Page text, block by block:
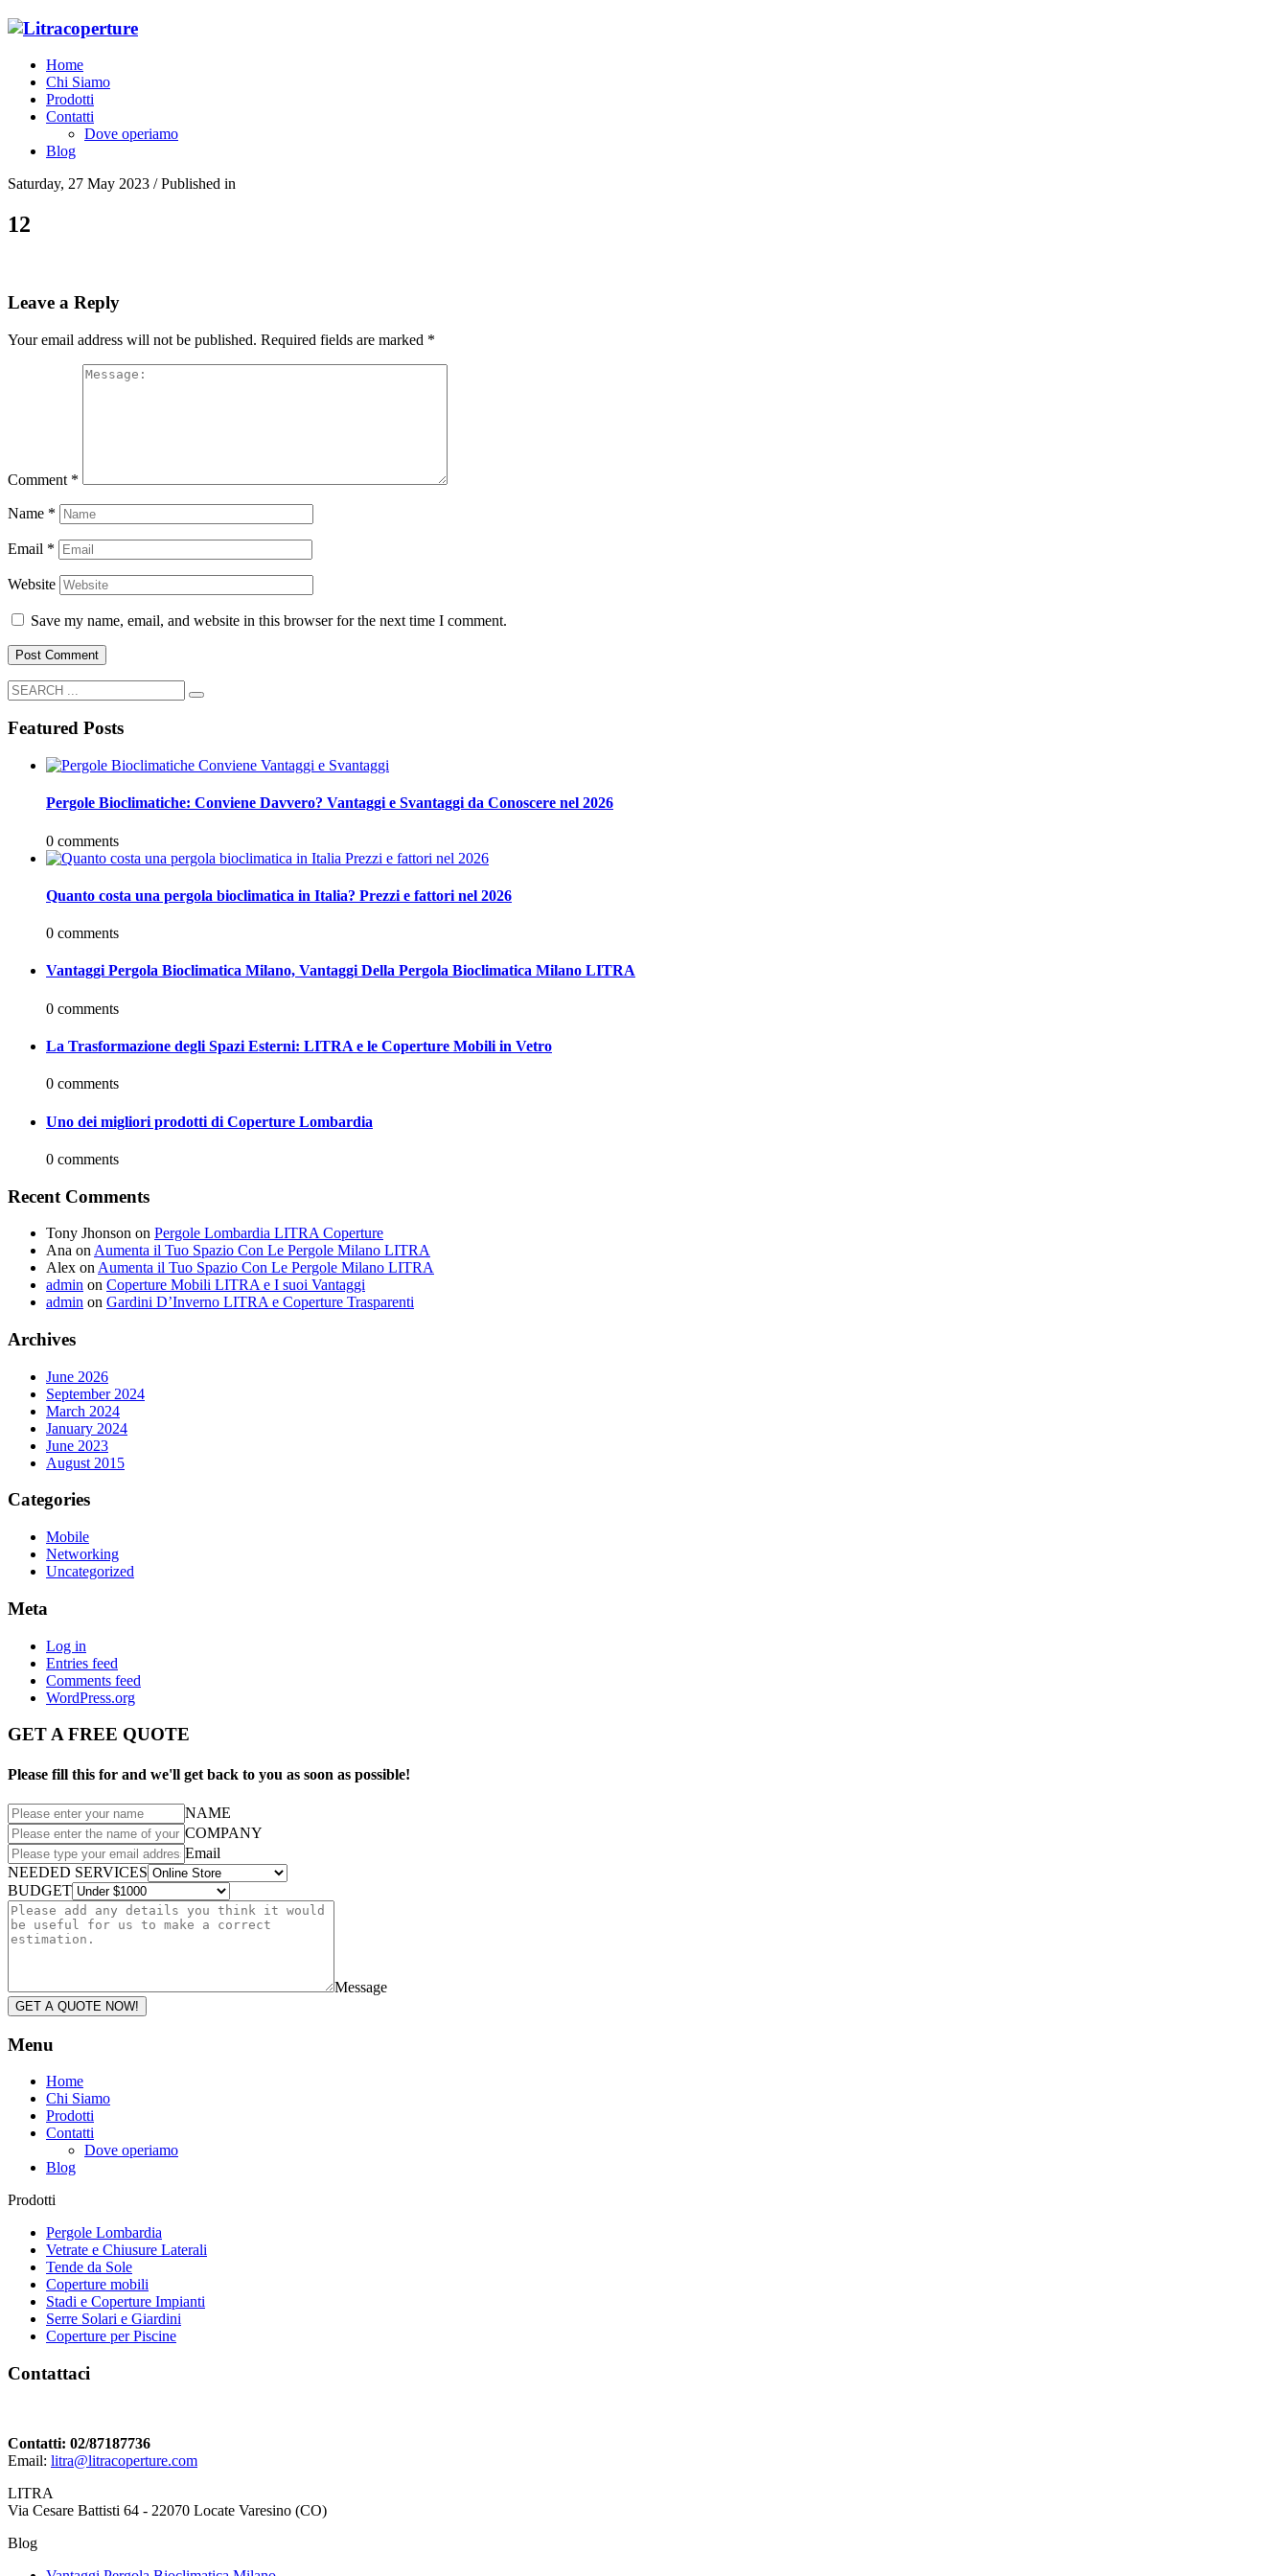
Home
Chi Siamo
Prodotti
Contatti
Dove operiamo
Blog
Saturday, 27 May 2023 /Published in
12
Leave a Reply
Your email address will not be published. Required fields are marked *
Comment *
Name *
Email *
Website
Save my name, email, and website in this browser for the next time I comment.
Featured Posts
Pergole Bioclimatiche: Conviene Davvero? Vantaggi e Svantaggi da Conoscere nel 2026
0 comments
Quanto costa una pergola bioclimatica in Italia? Prezzi e fattori nel 2026
0 comments
Vantaggi Pergola Bioclimatica Milano, Vantaggi Della Pergola Bioclimatica Milano LITRA
0 comments
La Trasformazione degli Spazi Esterni: LITRA e le Coperture Mobili in Vetro
0 comments
Uno dei migliori prodotti di Coperture Lombardia
0 comments
Recent Comments
Tony Jhonson on Pergole Lombardia LITRA Coperture
Ana on Aumenta il Tuo Spazio Con Le Pergole Milano LITRA
Alex on Aumenta il Tuo Spazio Con Le Pergole Milano LITRA
admin on Coperture Mobili LITRA e I suoi Vantaggi
admin on Gardini D’Inverno LITRA e Coperture Trasparenti
Archives
June 2026
September 2024
March 2024
January 2024
June 2023
August 2015
Categories
Mobile
Networking
Uncategorized
Meta
Log in
Entries feed
Comments feed
WordPress.org
GET A FREE QUOTE
Please fill this for and we'll get back to you as soon as possible!
NAME
COMPANY
Email
NEEDED SERVICES
BUDGET
Message
GET A QUOTE NOW!
Menu
Home
Chi Siamo
Prodotti
Contatti
Dove operiamo
Blog
Prodotti
Pergole Lombardia
Vetrate e Chiusure Laterali
Tende da Sole
Coperture mobili
Stadi e Coperture Impianti
Serre Solari e Giardini
Coperture per Piscine
Contattaci
Contatti: 02/87187736
Email: litra@litracoperture.com
LITRA
Via Cesare Battisti 64 - 22070 Locate Varesino (CO)
Blog